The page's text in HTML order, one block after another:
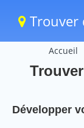
Trouver
Accueil
Développer